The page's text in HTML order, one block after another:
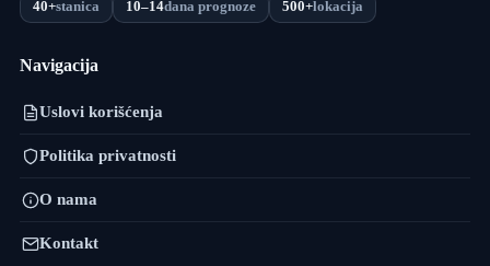
40+stanica 10–14dana prognoze 500+lokacija
Navigacija
Uslovi korišćenja
Politika privatnosti
O nama
Kontakt